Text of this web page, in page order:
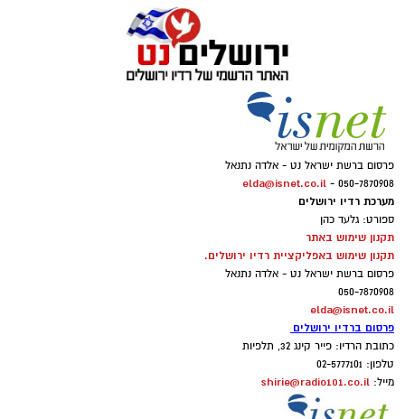
פרסום ברשת ישראל נט - אלדה נתנאל
050-7870908 -
elda@isnet.co.il
מערכת רדיו ירושלים
ספורט: גלעד כהן
תקנון שימוש באתר
תקנון שימוש באפליקציית רדיו ירושלים.
פרסום ברשת ישראל נט - אלדה נתנאל
050-7870908
elda@isnet.co.il
פרסום ברדיו ירושלים
כתובת הרדיו: פייר קינג 32, תלפיות
טלפון: 02-5777101
מייל: shirie@radio101.co.il